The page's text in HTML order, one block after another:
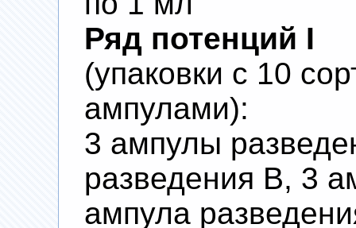
Ряд потенций I
(упаковки с 10
ампулами):
3 ампулы
разведения В, 3
ампула